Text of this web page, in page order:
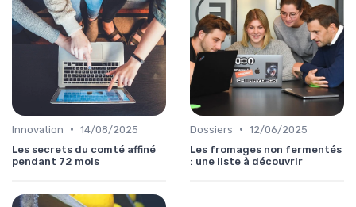
Innovation • 14/08/2025
Les secrets du comté affiné
pendant 72 mois
Dossiers • 12/06/2025
Les fromages non fermentés
: une liste à découvrir